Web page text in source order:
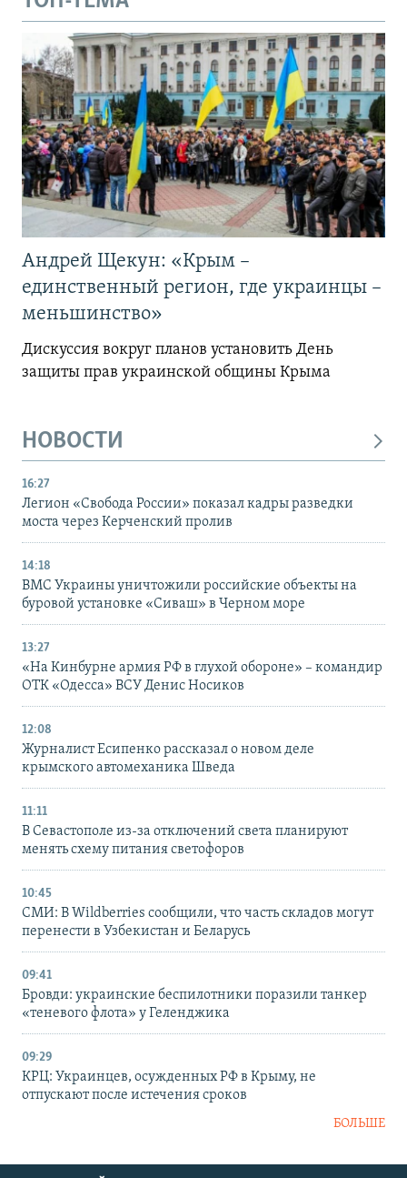
Андрей Щекун: «Крым –
единственный регион, где украинцы –
меньшинство»
Дискуссия вокруг планов установить День
защиты прав украинской общины Крыма
НОВОСТИ
16:27
Легион «Свобода России» показал кадры разведки
моста через Керченский пролив
14:18
ВМС Украины уничтожили российские объекты на
буровой установке «Сиваш» в Черном море
13:27
«На Кинбурне армия РФ в глухой обороне» – командир
ОТК «Одесса» ВСУ Денис Носиков
12:08
Журналист Есипенко рассказал о новом деле
крымского автомеханика Шведа
11:11
В Севастополе из-за отключений света планируют
менять схему питания светофоров
10:45
СМИ: В Wildberries сообщили, что часть складов могут
перенести в Узбекистан и Беларусь
09:41
Бровди: украинские беспилотники поразили танкер
«теневого флота» у Геленджика
09:29
КРЦ: Украинцев, осужденных РФ в Крыму, не
отпускают после истечения сроков
БОЛЬШЕ